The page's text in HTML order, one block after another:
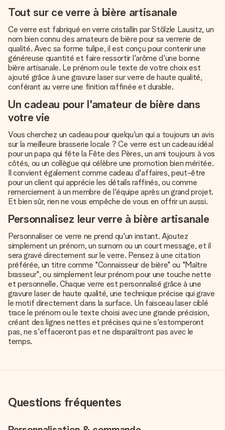
Tout sur ce verre à bière artisanale
Ce verre est fabriqué en verre cristallin par Stölzle Lausitz, un
nom bien connu des amateurs de bière pour sa verrerie de
qualité. Avec sa forme tulipe, il est conçu pour contenir une
généreuse quantité et faire ressortir l'arôme d'une bonne
bière artisanale. Le prénom ou le texte de votre choix est
ajouté grâce à une gravure laser sur verre de haute qualité,
conférant au verre une finition raffinée et durable.
Un cadeau pour l'amateur de bière dans
votre vie
Vous cherchez un cadeau pour quelqu'un qui a toujours un avis
sur la meilleure brasserie locale ? Ce verre est un cadeau idéal
pour un papa qui fête la Fête des Pères, un ami toujours à vos
côtés, ou un collègue qui célèbre une promotion bien méritée.
Il convient également comme cadeau d'affaires, peut-être
pour un client qui apprécie les détails raffinés, ou comme
remerciement à un membre de l'équipe après un grand projet.
Et bien sûr, rien ne vous empêche de vous en offrir un aussi.
Personnalisez leur verre à bière artisanale
Personnaliser ce verre ne prend qu'un instant. Ajoutez
simplement un prénom, un surnom ou un court message, et il
sera gravé directement sur le verre. Pensez à une citation
préférée, un titre comme "Connaisseur de bière" ou "Maître
brasseur", ou simplement leur prénom pour une touche nette
et personnelle. Chaque verre est personnalisé grâce à une
gravure laser de haute qualité, une technique précise qui grave
le motif directement dans la surface. Un faisceau laser ciblé
trace le prénom ou le texte choisi avec une grande précision,
créant des lignes nettes et précises qui ne s'estomperont
pas, ne s'effaceront pas et ne disparaîtront pas avec le
temps.
Questions fréquentes